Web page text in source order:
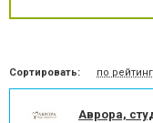
Пластины для
Пломбирование
Сортировать: по
Аврора,